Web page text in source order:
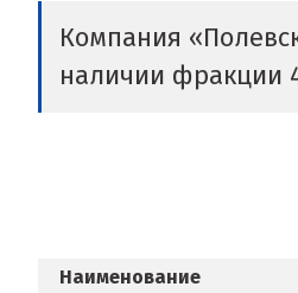
Компания
наличии фракции
Наименование